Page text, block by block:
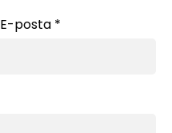
E-posta *